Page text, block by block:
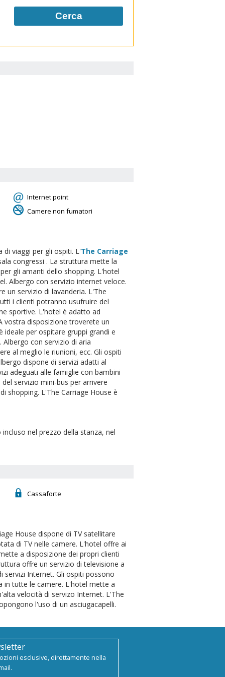
Cerca
Internet point
Camere non fumatori
viaggi per gli ospiti. L'The Carriage
congressi . La struttura mette la
gli amanti dello shopping. L'hotel
Albergo con servizio internet veloce.
un servizio di lavanderia. L'The
i clienti potranno usufruire del
sportive. L'hotel è adatto ad
vostra disposizione troverete un
ideale per ospitare gruppi grandi e
con servizio di aria
al meglio le riunioni, ecc. Gli ospiti
dispone di servizi adatti al
adeguati alle famiglie con bambini
servizio mini-bus per arrivere
shopping. L'The Carriage House è
nel prezzo della stanza, nel
Cassaforte
House dispone di TV satellitare
di TV nelle camere. L'hotel offre ai
a disposizione dei propri clienti
offre un servizio di televisione a
servizi Internet. Gli ospiti possono
in tutte le camere. L'hotel mette a
velocità di servizo Internet. L'The
l'uso di un asciugacapelli.
esclusive, direttamente nella